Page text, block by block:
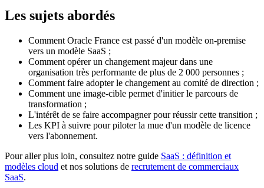
Les sujets abordés
Comment Oracle France est passé d'un modèle on-premise
vers un modèle SaaS ;
Comment opérer un changement majeur dans une
organisation très performante de plus de 2 000 personnes ;
Comment faire adopter le changement au comité de direction ;
Comment une image-cible permet d'initier le parcours de
transformation ;
L'intérêt de se faire accompagner pour réussir cette transition ;
Les KPI à suivre pour piloter la mue d'un modèle de licence
vers l'abonnement.
Pour aller plus loin, consultez notre guide SaaS : définition et
modèles cloud et nos solutions de recrutement de commerciaux
SaaS.